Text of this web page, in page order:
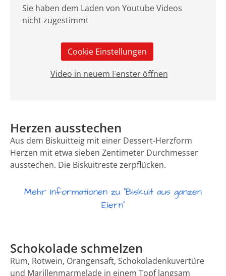
Sie haben dem Laden von Youtube Videos
nicht zugestimmt
Cookie Einstellungen
Video in neuem Fenster öffnen
Herzen ausstechen
Aus dem Biskuitteig mit einer Dessert-Herzform
Herzen mit etwa sieben Zentimeter Durchmesser
ausstechen. Die Biskuitreste zerpflücken.
Mehr Informationen zu "Biskuit aus ganzen
Eiern"
Schokolade schmelzen
Rum, Rotwein, Orangensaft, Schokoladenkuvertüre
und Marillenmarmelade in einem Topf langsam